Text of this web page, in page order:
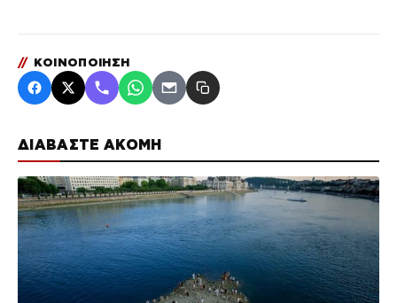
ΔΙΑΒΑΣΤΕ ΑΚΟΜΗ
// ΚΟΙΝΟΠΟΙΗΣΗ